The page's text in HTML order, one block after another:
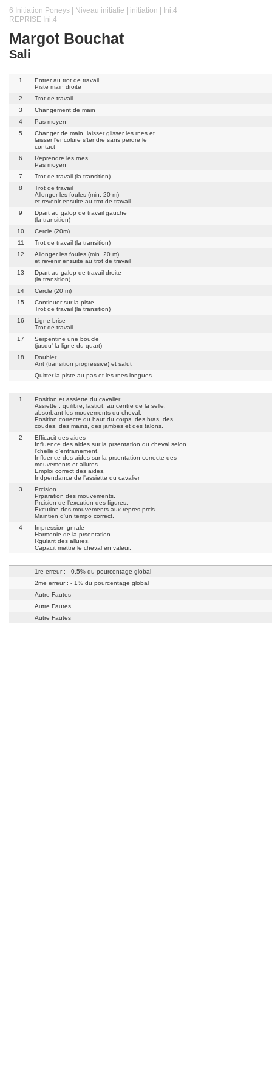
6 Initiation Poneys | Niveau initiatie | initiation | Ini.4
REPRISE Ini.4
Margot Bouchat
Sali
1
Entrer au trot de travail
Piste main droite
2
Trot de travail
3
Changement de main
4
Pas moyen
5
Changer de main, laisser glisser les rnes et
laisser l'encolure s'tendre sans perdre le
contact
6
Reprendre les rnes
Pas moyen
7
Trot de travail (la transition)
8
Trot de travail
Allonger les foules (min. 20 m)
et revenir ensuite au trot de travail
9
Dpart au galop de travail gauche
(la transition)
10
Cercle (20m)
11
Trot de travail (la transition)
12
Allonger les foules (min. 20 m)
et revenir ensuite au trot de travail
13
Dpart au galop de travail droite
(la transition)
14
Cercle (20 m)
15
Continuer sur la piste
Trot de travail (la transition)
16
Ligne brise
Trot de travail
17
Serpentine une boucle
(jusqu' la ligne du quart)
18
Doubler
Arrt (transition progressive) et salut
Quitter la piste au pas et les rnes longues.
1
Position et assiette du cavalier
Assiette : quilibre, lasticit, au centre de la selle,
absorbant les mouvements du cheval.
Position correcte du haut du corps, des bras, des
coudes, des mains, des jambes et des talons.
2
Efficacit des aides
Influence des aides sur la prsentation du cheval selon
l'chelle d'entrainement.
Influence des aides sur la prsentation correcte des
mouvements et allures.
Emploi correct des aides.
Indpendance de l'assiette du cavalier
3
Prcision
Prparation des mouvements.
Prcision de l'excution des figures.
Excution des mouvements aux repres prcis.
Maintien d'un tempo correct.
4
Impression gnrale
Harmonie de la prsentation.
Rgularit des allures.
Capacit mettre le cheval en valeur.
1re erreur : - 0,5% du pourcentage global
2me erreur : - 1% du pourcentage global
Autre Fautes
Autre Fautes
Autre Fautes